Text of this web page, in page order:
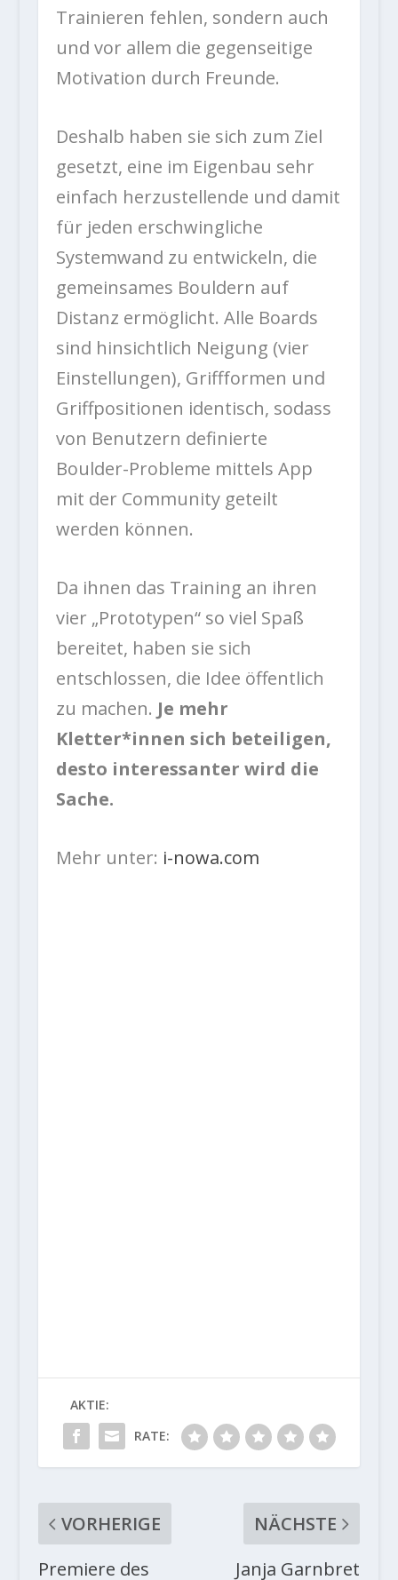
Trainieren fehlen, sondern auch
und vor allem die gegenseitige
Motivation durch Freunde.
Deshalb haben sie sich zum Ziel
gesetzt, eine im Eigenbau sehr
einfach herzustellende und damit
für jeden erschwingliche
Systemwand zu entwickeln, die
gemeinsames Bouldern auf
Distanz ermöglicht. Alle Boards
sind hinsichtlich Neigung (vier
Einstellungen), Griffformen und
Griffpositionen identisch, sodass
von Benutzern definierte
Boulder-Probleme mittels App
mit der Community geteilt
werden können.
Da ihnen das Training an ihren
vier „Prototypen“ so viel Spaß
bereitet, haben sie sich
entschlossen, die Idee öffentlich
zu machen. Je mehr
Kletter*innen sich beteiligen,
desto interessanter wird die
Sache.
Mehr unter: i-nowa.com
AKTIE:
RATE:
VORHERIGE
Premiere des
NÄCHSTE
Janja Garnbret